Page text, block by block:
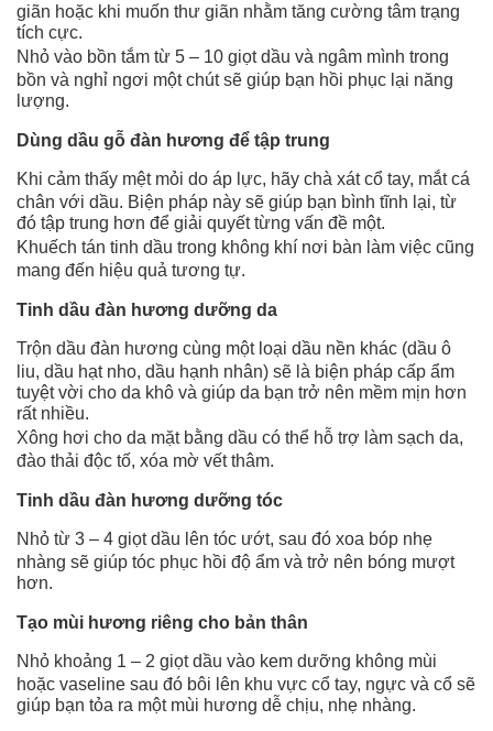
giãn hoặc khi muốn thư giãn nhằm tăng cường tâm trạng
tích cực.
Nhỏ vào bồn tắm từ 5 – 10 giọt dầu và ngâm mình trong
bồn và nghỉ ngơi một chút sẽ giúp bạn hồi phục lại năng
lượng.
Dùng dầu gỗ đàn hương để tập trung
Khi cảm thấy mệt mỏi do áp lực, hãy chà xát cổ tay, mắt cá
chân với dầu. Biện pháp này sẽ giúp bạn bình tĩnh lại, từ
đó tập trung hơn để giải quyết từng vấn đề một.
Khuếch tán tinh dầu trong không khí nơi bàn làm việc cũng
mang đến hiệu quả tương tự.
Tinh dầu đàn hương dưỡng da
Trộn dầu đàn hương cùng một loại dầu nền khác (dầu ô
liu, dầu hạt nho, dầu hạnh nhân) sẽ là biện pháp cấp ẩm
tuyệt vời cho da khô và giúp da bạn trở nên mềm mịn hơn
rất nhiều.
Xông hơi cho da mặt bằng dầu có thể hỗ trợ làm sạch da,
đào thải độc tố, xóa mờ vết thâm.
Tinh dầu đàn hương dưỡng tóc
Nhỏ từ 3 – 4 giọt dầu lên tóc ướt, sau đó xoa bóp nhẹ
nhàng sẽ giúp tóc phục hồi độ ẩm và trở nên bóng mượt
hơn.
Tạo mùi hương riêng cho bản thân
Nhỏ khoảng 1 – 2 giọt dầu vào kem dưỡng không mùi
hoặc vaseline sau đó bôi lên khu vực cổ tay, ngực và cổ sẽ
giúp bạn tỏa ra một mùi hương dễ chịu, nhẹ nhàng.